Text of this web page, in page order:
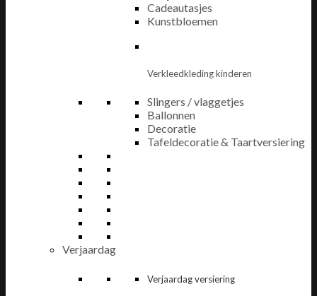
Cadeautasjes
Kunstbloemen
Verkleedkleding kinderen
Slingers / vlaggetjes
Ballonnen
Decoratie
Tafeldecoratie & Taartversiering
Verjaardag
Verjaardag versiering